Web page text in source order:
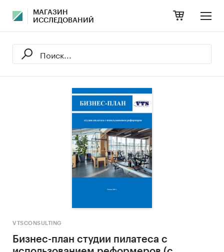
МАГАЗИН
ИССЛЕДОВАНИЙ
VTSCONSULTING
Бизнес-план студии пилатеса с